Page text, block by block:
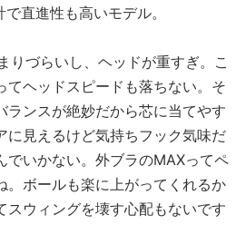
直進性も高いモデル。
りづらいし、ヘッドが重すぎ。こ
てヘッドスピードも落ちない。そ
ランスが絶妙だから芯に当てやす
に見えるけど気持ちフック気味だ
でいかない。外ブラのMAXってペ
。ボールも楽に上がってくれるか
スウィングを壊す心配もないです